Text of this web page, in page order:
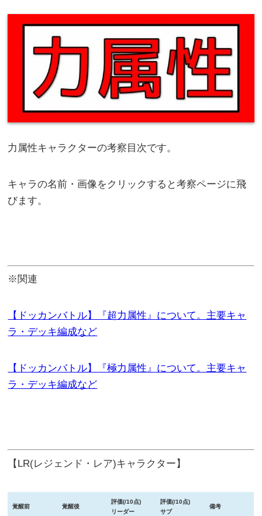
力属性キャラクターの考察目次です。
キャラの名前・画像をクリックすると考察ページに飛
びます。
※関連
【ドッカンバトル】『超力属性』について。主要キャ
ラ・デッキ編成など
【ドッカンバトル】『極力属性』について。主要キャ
ラ・デッキ編成など
【LR(レジェンド・レア)キャラクター】
覚醒前 覚醒後
評価(/10点)
リーダー
評価(/10点)
サブ
備考